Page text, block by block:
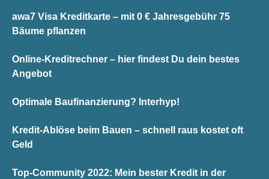
awa7 Visa Kreditkarte – mit 0 € Jahresgebühr 75
Bäume pflanzen
Online-Kreditrechner – hier findest Du dein bestes
Angebot
Optimale Baufinanzierung? Interhyp!
Kredit-Ablöse beim Bauen – schnell raus kostet oft
Geld
Top-Community 2022: Mein bester Kredit in der